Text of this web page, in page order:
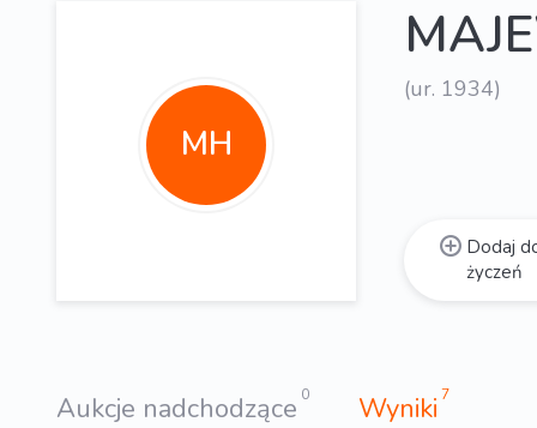
MH
(ur. 1934)
Dodaj
życzeń
Aukcje nadchodzące 0 Wyniki 7